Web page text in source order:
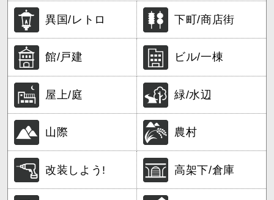
異国/レトロ 下町/商店街
館/戸建 ビル/一棟
屋上/庭 緑/水辺
山際 農村
改装しよう! 高架下/倉庫